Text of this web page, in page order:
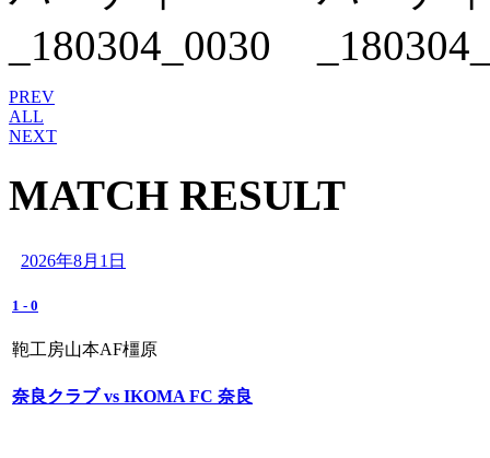
PREV
ALL
NEXT
MATCH RESULT
2026年8月1日
1 - 0
鞄工房山本AF橿原
奈良クラブ vs IKOMA FC 奈良